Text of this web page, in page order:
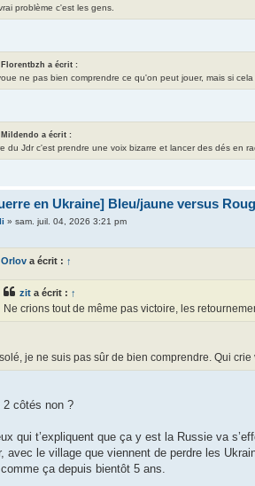
problème c'est les gens.
Florentbzh a écrit :
ne pas bien comprendre ce qu'on peut jouer, mais si
Mildendo a écrit :
du Jdr c'est prendre une voix bizarre et lancer des dés en
en Ukraine] Bleu/jaune versus
» sam. juil. 04, 2026 3:21 pm
Orlov a écrit : ↑
zit a écrit : ↑
Ne crions tout de même pas victoire, les
je ne suis pas sûr de bien comprendre. Qui
2 côtés non ?
qui t’expliquent que ça y est la Russie va
avec le village que viennent de perdre les
comme ça depuis bientôt 5 ans.